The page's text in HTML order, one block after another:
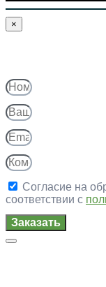
×
Согласие на
соответствии с
Заказать